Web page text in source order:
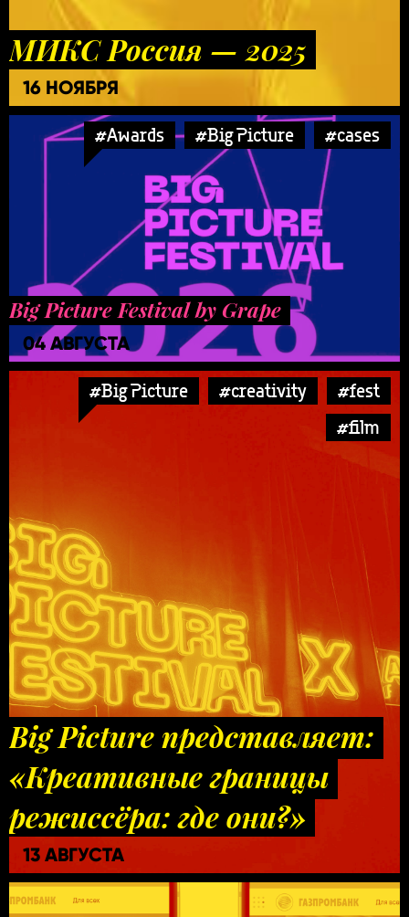
МИКС Россия — 2025
16 НОЯБРЯ
#Awards #Big Picture #cases
Big Picture Festival by Grape
04 АВГУСТА
#Big Picture #creativity
#fest
#film
Big Picture представляет:
«Креативные границы
режиссёра: где они?»
13 АВГУСТА